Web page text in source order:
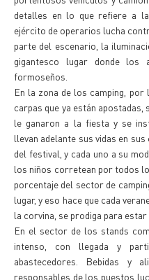
detalles en lo que refiere a
ejército de operarios lucha
parte del escenario, la
gigantesco lugar donde los
formoseños.
En la zona de los camping, por
carpas que ya están
le ganaron a la fiesta y se
llevan adelante sus vidas en
del festival, y cada uno a su
los niños corretean por todos
porcentaje del sector de
lugar, y eso hace que cada
la corvina, se prodiga para
En el sector de los stands
intenso, con llegada y
abastecedores. Bebidas y
responsables de los puestos